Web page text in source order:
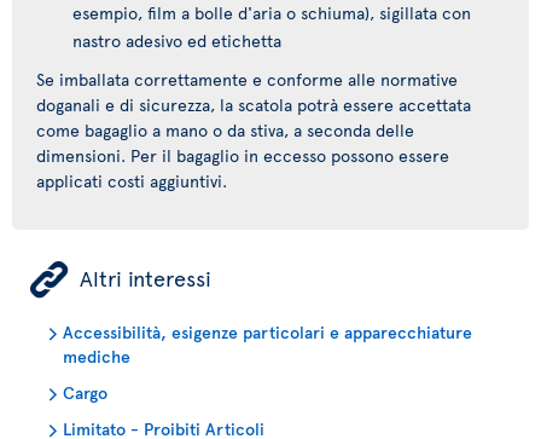
esempio, film a bolle d'aria o schiuma), sigillata con
nastro adesivo ed etichetta
Se imballata correttamente e conforme alle normative
doganali e di sicurezza, la scatola potrà essere accettata
come bagaglio a mano o da stiva, a seconda delle
dimensioni. Per il bagaglio in eccesso possono essere
applicati costi aggiuntivi.
ÿ Altri interessi
Accessibilità, esigenze particolari e apparecchiature
mediche
Cargo
Limitato - Proibiti Articoli